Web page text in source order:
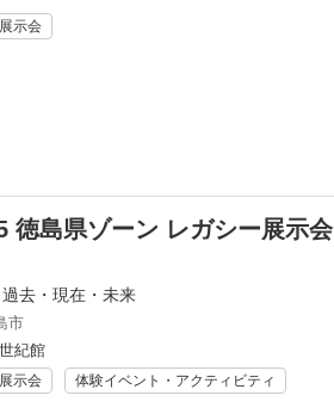
展示会
徳島県ゾーン レガシー展示会
去・現在・未来
市
紀館
展示会 体験イベント・アクティビティ